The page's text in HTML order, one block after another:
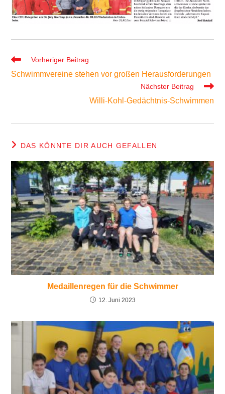
Weitere
ansehen
Vorheriger Beitrag
Schwimmvereine stehen vor großen Herausforderungen
Nächster Beitrag
Willi-Kohl-Gedächtnis-Schwimmen
DAS KÖNNTE DIR AUCH GEFALLEN
Medaillenregen für die Schwimmer
12. Juni 2023